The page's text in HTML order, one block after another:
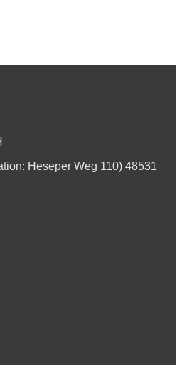
Heseper Weg 110) 48531